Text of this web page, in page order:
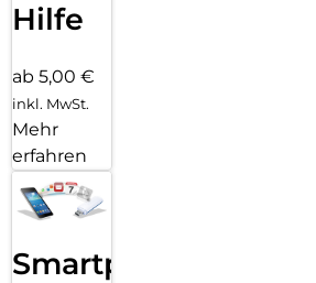
Hilfe
ab 5,00 €
inkl. MwSt.
Mehr
erfahren
Smartphone